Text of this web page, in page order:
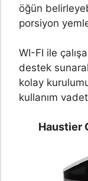
öğün
porsiyon
WI-FI ile
destek
kolay
kullanım
Haustier